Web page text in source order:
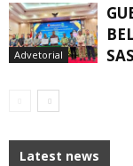
Advetorial
Latest news